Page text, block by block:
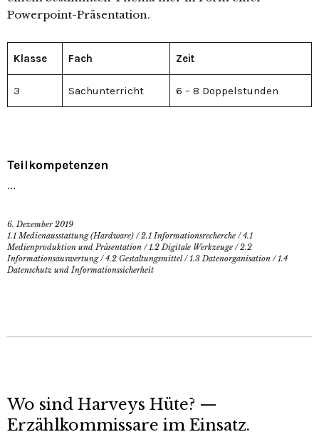
Powerpoint-Präsentation.
Klasse Fach Zeit
3 Sachunterricht 6 – 8 Doppelstunden
Teilkompetenzen
…
6. Dezember 2019
1.1 Medienausstattung (Hardware) /2.1 Informationsrecherche /4.1
Medienproduktion und Präsentation /1.2 Digitale Werkzeuge /2.2
Informationsauswertung/4.2 Gestaltungsmittel/1.3 Datenorganisation /1.4
Datenschutz und Informationssicherheit
Wo sind Harveys Hüte? —
Erzählkommissare im Einsatz.